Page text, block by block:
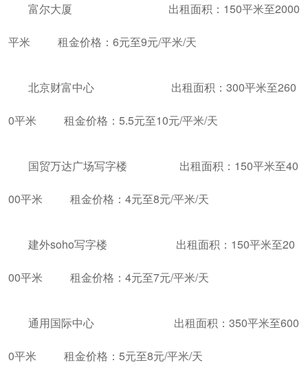
富尔大厦 出租面积：150平米至2000
平米 租金价格：6元至9元/平米/天
北京财富中心 出租面积：300平米至260
0平米 租金价格：5.5元至10元/平米/天
国贸万达广场写字楼 出租面积：150平米至40
00平米 租金价格：4元至8元/平米/天
建外soho写字楼 出租面积：150平米至20
00平米 租金价格：4元至7元/平米/天
通用国际中心 出租面积：350平米至600
0平米 租金价格：5元至8元/平米/天